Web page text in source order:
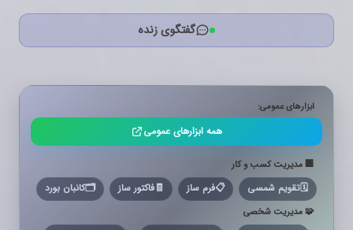
گفتگوی زنده
ابزارهای عمومی:
همه ابزارهای عمومی
🏢 مدیریت کسب و کار
🗓️تقویم شمسی 📋فرم ساز 🧾فاکتور ساز 🗂️کانبان بورد
🧩 مدیریت شخصی